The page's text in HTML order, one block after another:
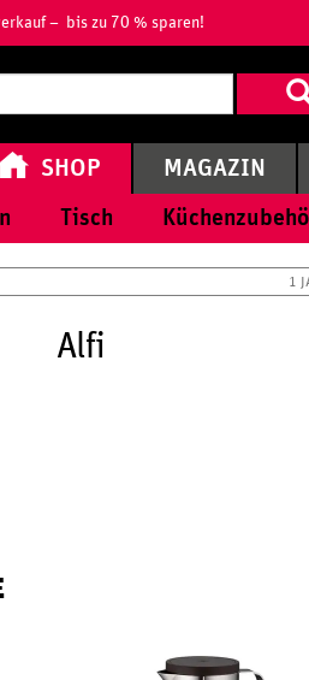
– bis zu 70 % sparen!
Suchbegriff
eingeben
SHOP
Tisch
MAGAZIN
1
Alfi